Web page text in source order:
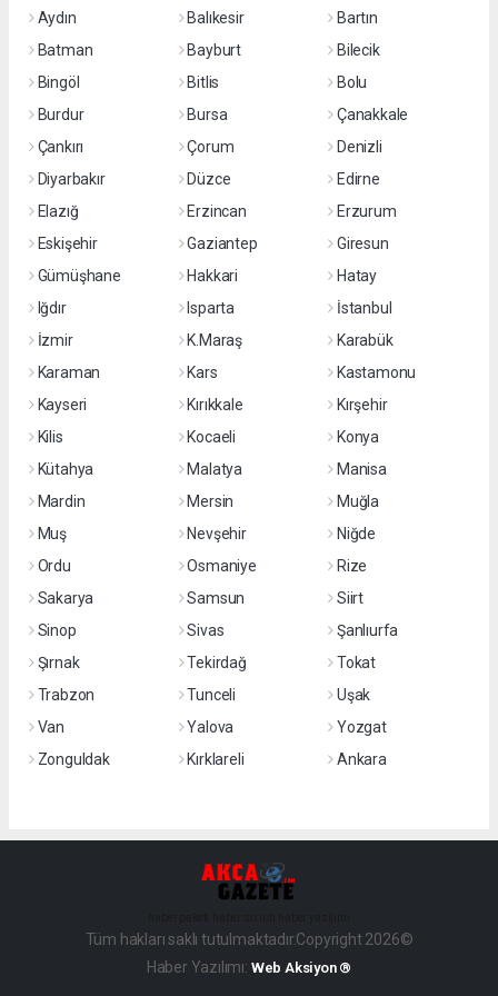
Aydın
Balıkesir
Bartın
Batman
Bayburt
Bilecik
Bingöl
Bitlis
Bolu
Burdur
Bursa
Çanakkale
Çankırı
Çorum
Denizli
Diyarbakır
Düzce
Edirne
Elazığ
Erzincan
Erzurum
Eskişehir
Gaziantep
Giresun
Gümüşhane
Hakkari
Hatay
Iğdır
Isparta
İstanbul
İzmir
K.Maraş
Karabük
Karaman
Kars
Kastamonu
Kayseri
Kırıkkale
Kırşehir
Kilis
Kocaeli
Konya
Kütahya
Malatya
Manisa
Mardin
Mersin
Muğla
Muş
Nevşehir
Niğde
Ordu
Osmaniye
Rize
Sakarya
Samsun
Siirt
Sinop
Sivas
Şanlıurfa
Şırnak
Tekirdağ
Tokat
Trabzon
Tunceli
Uşak
Van
Yalova
Yozgat
Zonguldak
Kırklareli Ankara
Tüm hakları saklı tutulmaktadır.Copyright 2026©
Haber Yazılımı: Web Aksiyon ®